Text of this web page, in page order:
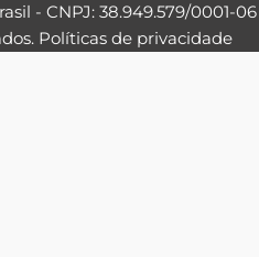
- CNPJ: 38.949.579/0001-06
Políticas de privacidade